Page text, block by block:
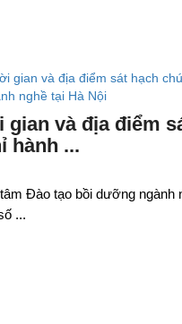
gian và địa điểm
hành ...
Đào tạo bồi dưỡng ngành
...